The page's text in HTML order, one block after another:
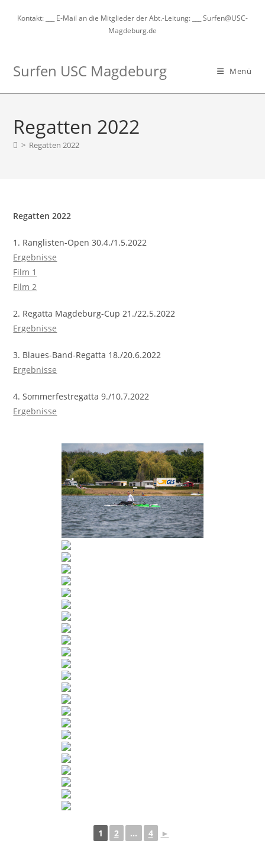
InhaltKontakt: ___ E-Mail an die Mitglieder der Abt.-Leitung: ___ Surfen@USC-
Magdeburg.de
Surfen USC Magdeburg Menü
Regatten 2022
> Regatten 2022
Regatten 2022
1. Ranglisten-Open 30.4./1.5.2022
Ergebnisse
Film 1
Film 2
2. Regatta Magdeburg-Cup 21./22.5.2022
Ergebnisse
3. Blaues-Band-Regatta 18./20.6.2022
Ergebnisse
4. Sommerfestregatta 9./10.7.2022
Ergebnisse
1 2 ... 4 ►